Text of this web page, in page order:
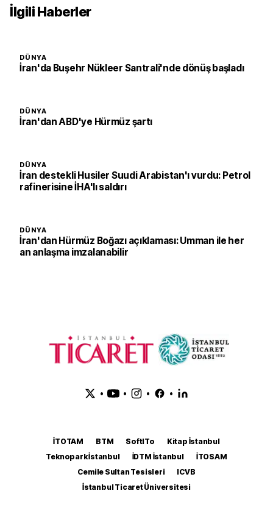
İlgili Haberler
DÜNYA
İran'da Buşehr Nükleer Santrali'nde dönüş başladı
DÜNYA
İran'dan ABD'ye Hürmüz şartı
DÜNYA
İran destekli Husiler Suudi Arabistan'ı vurdu: Petrol
rafinerisine İHA'lı saldırı
DÜNYA
İran'dan Hürmüz Boğazı açıklaması: Umman ile her
an anlaşma imzalanabilir
• • • •
İTOTAM BTM SoftITo
Kitap İstanbul
Teknopark İstanbul
İDTM İstanbul
İTOSAM
Cemile Sultan Tesisleri
ICVB
İstanbul Ticaret Üniversitesi